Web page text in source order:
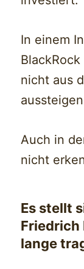
In einem
nicht aus
Auch in
nicht
Es stellt
Friedrich
lange